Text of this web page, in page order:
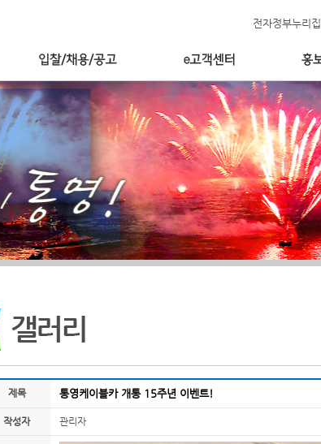
전자정부누리집
제목 통영케이블카 개통 15주년 이벤트!
작성자 관리자